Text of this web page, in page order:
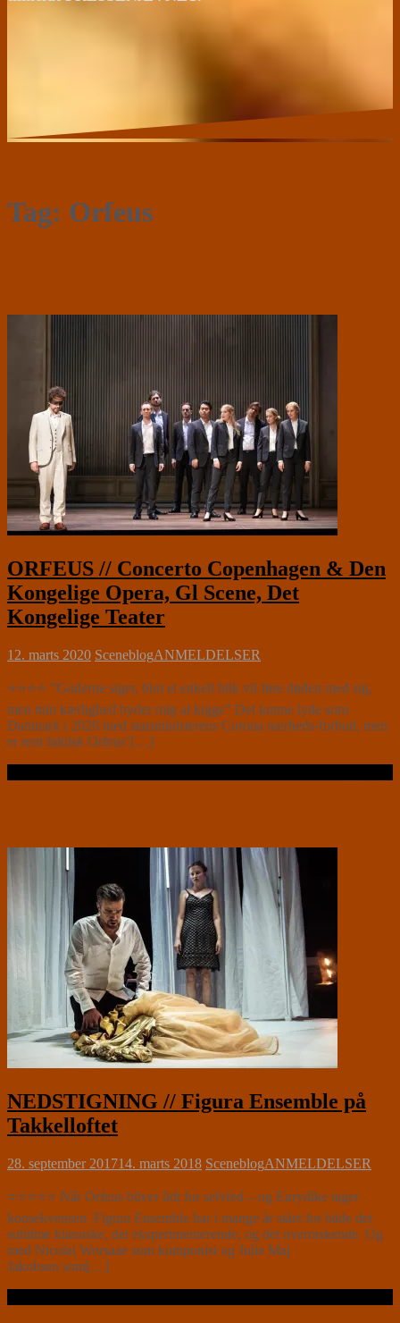
Tag: Orfeus
ORFEUS // Concerto Copenhagen & Den
Kongelige Opera, Gl Scene, Det
Kongelige Teater
12. marts 2020 SceneblogANMELDELSER
⭐⭐⭐⭐ ”Guderne siger, blot et enkelt blik vil føre døden med sig,
men min kærlighed byder mig at kigge” Det kunne lyde som
Danmark i 2020 med statsministerens Corona nærheds-forbud, men
er rent faktisk Orfeus’[…]
NEDSTIGNING // Figura Ensemble på
Takkelloftet
28. september 201714. marts 2018 SceneblogANMELDELSER
⭐⭐⭐⭐⭐ Når Orfeus bliver lidt for selvfed – og Eurydike tager
konsekvensen. Figura Ensemble har i mange år stået for både det
sublime klassiske, det eksperimenterende, og det overraskende. Og
med Nicolai Worsaae som komponist og Julie Maj
Jakobsen som[…]